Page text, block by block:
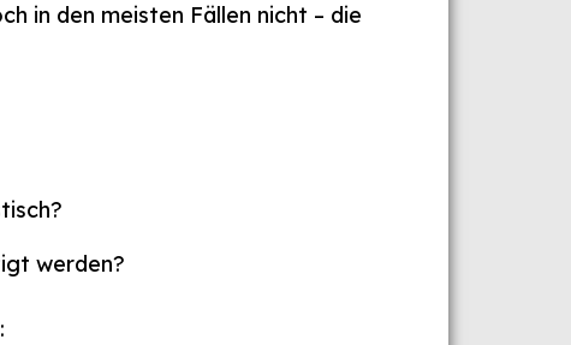
in den meisten Fällen nicht – die
werden?